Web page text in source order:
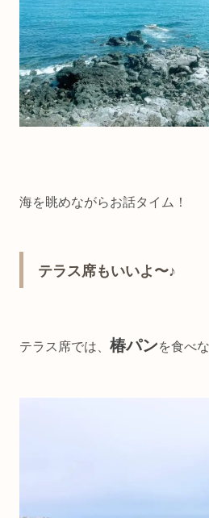
海を眺めながらお話タイム！
テラス席もいいよ〜♪
テラス席では、 椿パンを食べ